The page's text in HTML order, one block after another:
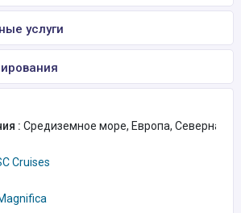
услуги
: Средиземное море, Европа, Северная
Cruises